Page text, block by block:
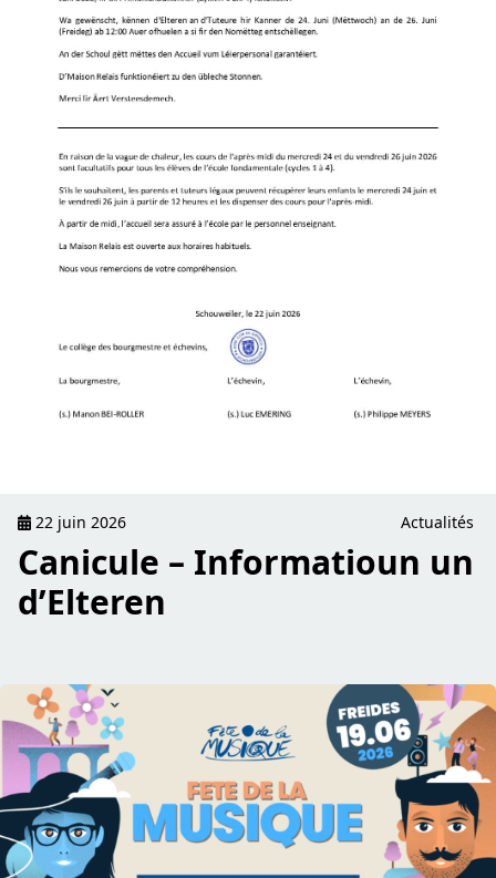
22 juin 2026 Actualités
Canicule – Informatioun un
d’Elteren
read Fête de la Musique beim Kulturhaus Pontebier (19/06)